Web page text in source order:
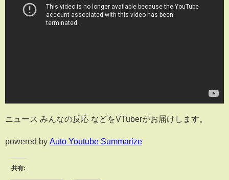
ニュース みんなの反応 などをVTuberがお届けします。
powered by Auto Youtube Summarize
共有: